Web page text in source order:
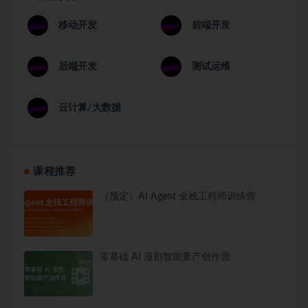
移动开发 前端开发
后端开发 测试运维
云计算/大数据
课程推荐
（预定）AI Agent 全栈工程师训练营
零基础 AI 漫剧智能量产创作营